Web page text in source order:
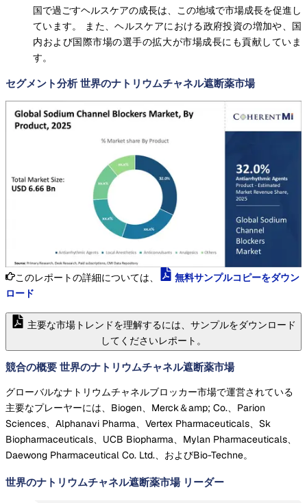
国で過ごすヘルスケアの成長は、この地域で市場成長を促進し
ています。 また、ヘルスケアにおける政府投資の増加や、国
内および国際市場の選手の拡大が市場成長にも貢献していま
す。
セグメント分析 世界のナトリウムチャネル遮断薬市場
このレポートの詳細については、
無料サンプルコピーをダウン
ロード
主要な市場トレンドを理解するには、サンプルをダウンロード
してくださいレポート。
競合の概要 世界のナトリウムチャネル遮断薬市場
グローバルなナトリウムチャネルブロッカー市場で運営されている
主要なプレーヤーには、Biogen、Merck＆amp; Co.、Parion
Sciences、Alphanavi Pharma、Vertex Pharmaceuticals、Sk
Biopharmaceuticals、UCB Biopharma、Mylan Pharmaceuticals、
Daewong Pharmaceutical Co. Ltd.、およびBio-Techne。
世界のナトリウムチャネル遮断薬市場 リーダー